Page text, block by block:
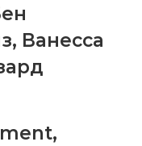
, Ванесса
,